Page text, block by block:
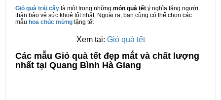
Giỏ quà trái cây là một trong những món quà tết ý nghĩa tặng người
thân bảo vệ sức khoẻ tốt nhất. Ngoài ra, bạn cũng có thể chọn các
mẫu hoa chúc mừng tặng tết
Xem tại: Giỏ quà tết
Các mẫu Giỏ quà tết đẹp mắt và chất lượng
nhất tại Quang Bình Hà Giang